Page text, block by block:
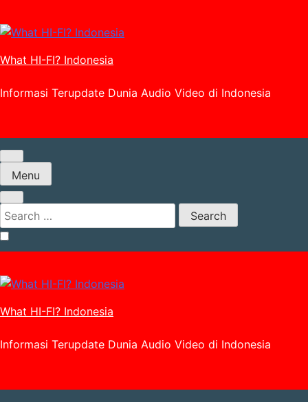
to
content
What HI-FI? Indonesia
Informasi Terupdate Dunia Audio Video di Indonesia
Menu
Search
for:
What HI-FI? Indonesia
Informasi Terupdate Dunia Audio Video di Indonesia